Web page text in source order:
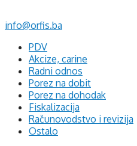
info@orfis.ba
PDV
Akcize, carine
Radni odnos
Porez na dobit
Porez na dohodak
Fiskalizacija
Računovodstvo i revizija
Ostalo